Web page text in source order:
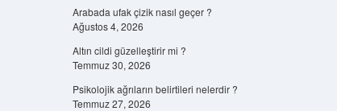
Arabada ufak çizik nasıl geçer ?
Ağustos 4, 2026
Altın cildi güzelleştirir mi ?
Temmuz 30, 2026
Psikolojik ağrıların belirtileri nelerdir ?
Temmuz 27, 2026